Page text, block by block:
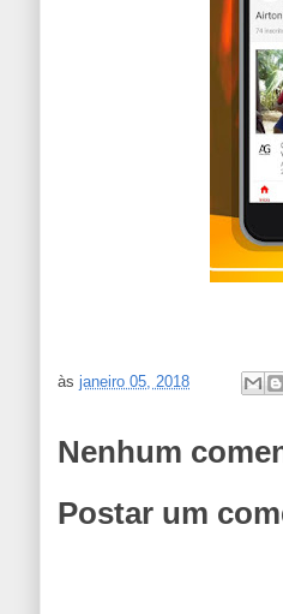
àsjaneiro 05, 2018
Nenhum
Postar um